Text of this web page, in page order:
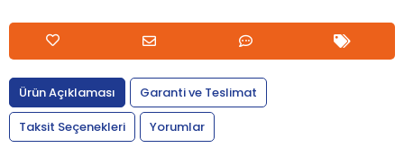
Ürün Açıklaması
Garanti ve Teslimat
Taksit Seçenekleri
Yorumlar